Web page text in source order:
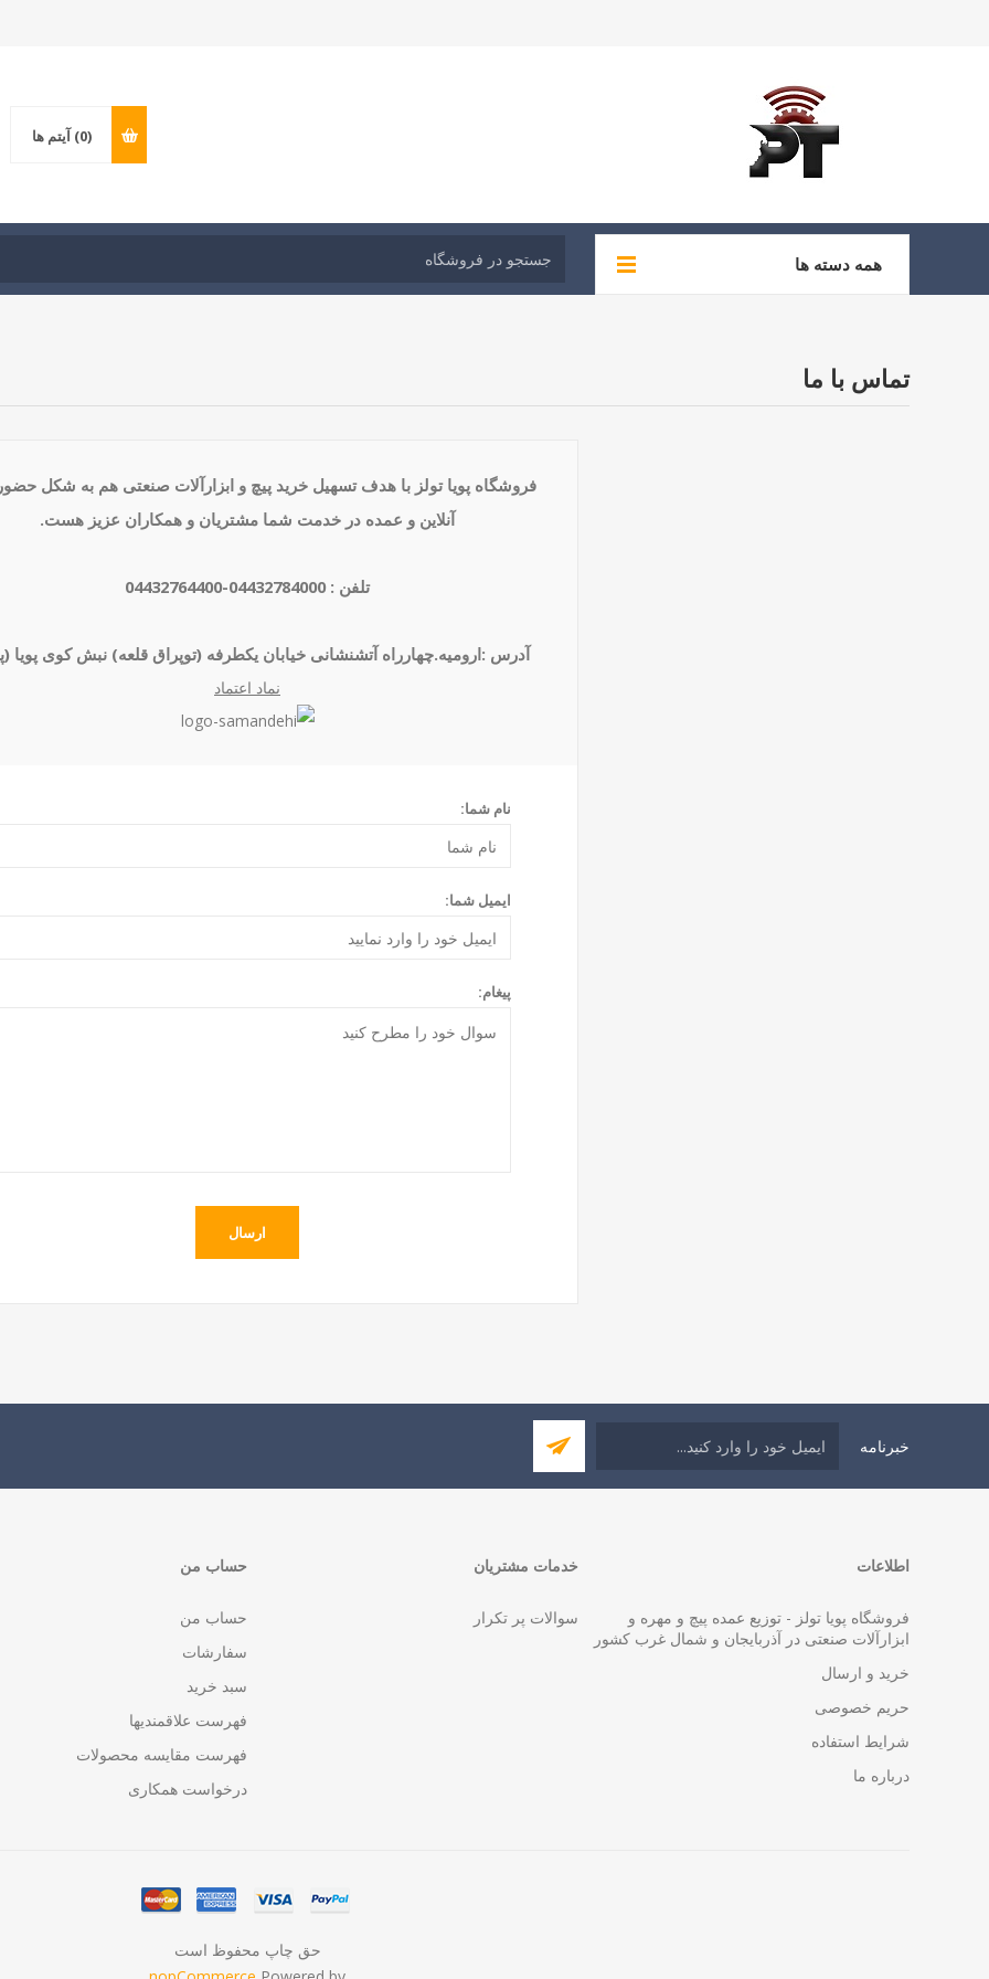
(0) آیتم ها
همه دسته ها
تماس با ما
فروشگاه پویا تولز با هدف تسهیل خرید پیچ و ابزارآلات صنعتی هم به شکل
آنلاین و عمده در خدمت شما مشتریان و همکاران عزیز هست.
تلفن : 04432784000-04432764400
آدرس :ارومیه.چهارراه آتشنشانی خیابان یکطرفه (توپراق قلعه) نبش کوی پویا
نماد اعتماد
نام شما:
ایمیل شما:
پیغام:
ارسال
خبرنامه
اطلاعات
فروشگاه پویا تولز - توزیع عمده پیچ و مهره و
ابزارآلات صنعتی در آذربایجان و شمال غرب کشور
خرید و ارسال
حریم خصوصی
شرایط استفاده
درباره ما
خدمات مشتریان
سوالات پر تکرار
حساب من
حساب من
سفارشات
سبد خرید
فهرست علاقمندیها
فهرست مقایسه محصولات
درخواست همکاری
حق چاپ محفوظ است